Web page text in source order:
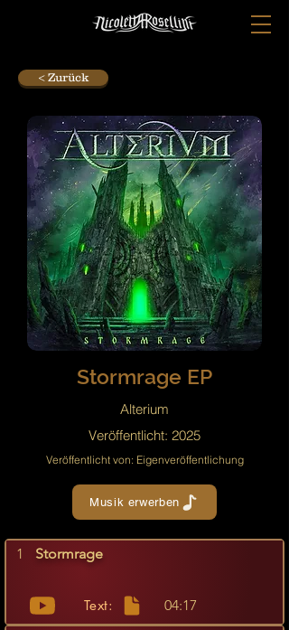
< Zurück
Stormrage EP
Alterium
Veröffentlicht: 2025
Veröffentlicht von: Eigenveröffentlichung
Musik erwerben
1 Stormrage
Text:
04:17